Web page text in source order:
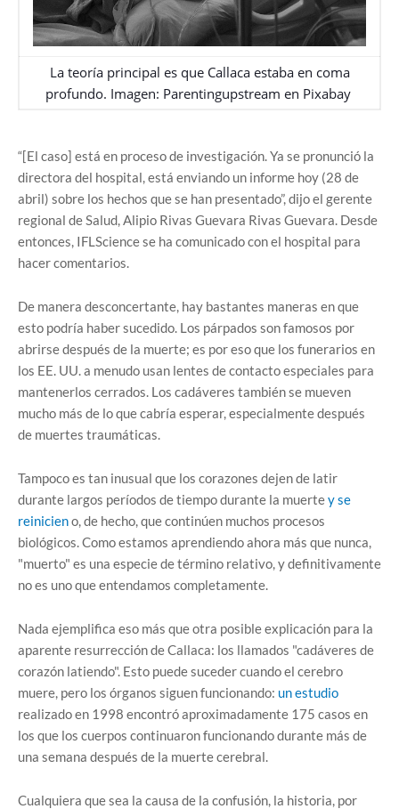
La teoría principal es que Callaca estaba en coma
profundo. Imagen: Parentingupstream en Pixabay
“[El caso] está en proceso de investigación. Ya se pronunció la
directora del hospital, está enviando un informe hoy (28 de
abril) sobre los hechos que se han presentado”, dijo el gerente
regional de Salud, Alipio Rivas Guevara Rivas Guevara. Desde
entonces, IFLScience se ha comunicado con el hospital para
hacer comentarios.
De manera desconcertante, hay bastantes maneras en que
esto podría haber sucedido. Los párpados son famosos por
abrirse después de la muerte; es por eso que los funerarios en
los EE. UU. a menudo usan lentes de contacto especiales para
mantenerlos cerrados. Los cadáveres también se mueven
mucho más de lo que cabría esperar, especialmente después
de muertes traumáticas.
Tampoco es tan inusual que los corazones dejen de latir
durante largos períodos de tiempo durante la muertey se
reinicieno, de hecho, que continúen muchos procesos
biológicos. Como estamos aprendiendo ahora más que nunca,
"muerto" es una especie de término relativo, y definitivamente
no es uno que entendamos completamente.
Nada ejemplifica eso más que otra posible explicación para la
aparente resurrección de Callaca: los llamados "cadáveres de
corazón latiendo". Esto puede suceder cuando el cerebro
muere, pero los órganos siguen funcionando: un estudio
realizado en 1998 encontró aproximadamente 175 casos en
los que los cuerpos continuaron funcionando durante más de
una semana después de la muerte cerebral.
Cualquiera que sea la causa de la confusión, la historia, por